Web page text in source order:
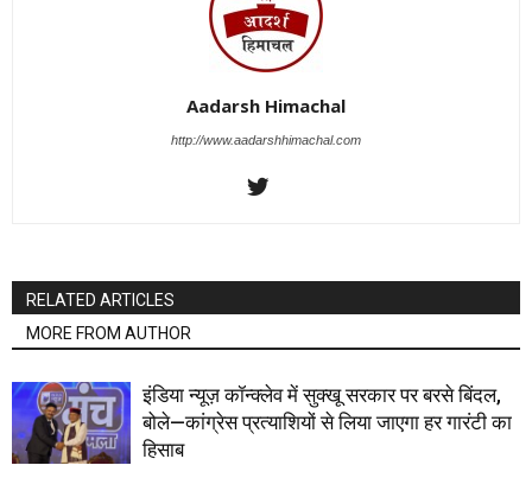
Aadarsh Himachal
http://www.aadarshhimachal.com
RELATED ARTICLES
MORE FROM AUTHOR
इंडिया न्यूज़ कॉन्क्लेव में सुक्खू सरकार पर बरसे बिंदल,
बोले—कांग्रेस प्रत्याशियों से लिया जाएगा हर गारंटी का
हिसाब